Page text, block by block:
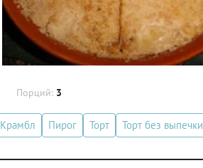
Порций: 3
Крамбл Пирог Торт Торт без выпечки